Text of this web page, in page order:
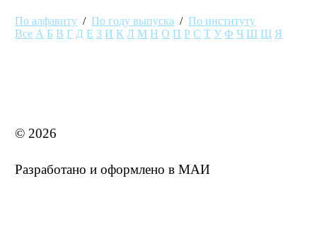
По алфавиту /По году выпуска /По институту
Все А Б В Г Д Е З И К Л М Н О П Р С Т У Ф Ч Ш Щ Я
© 2026
Разработано и оформлено в МАИ